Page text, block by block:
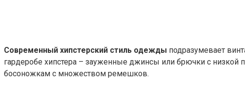
Современный хипстерский стиль одежды подразумевает
гардеробе хипстера – зауженные джинсы или брючки с низкой
босоножкам с множеством ремешков.